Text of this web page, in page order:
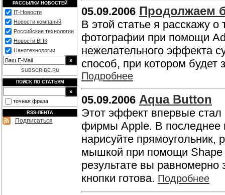
РАССЫЛКИ НОВОСТЕЙ
IT-Новости
Новости компаний
Российские технологии
Новости ВПК
Нанотехнологии
SUBSCRIBE.RU
ПОИСК ПО СТАТЬЯМ
точная фраза
RSS-ЛЕНТА
Подписаться
05.09.2006 Продолжаем
В этой статье я расскажу
фотографии при помощи
нежелательного эффекта
способ, при котором будет
Подробнее
05.09.2006 Aqua Button
Этот эффект впервые стал
фирмы Apple. В последнее
нарисуйте
мышкой при помощи Shape
результате вы равномерно
кнопки готова. Подробнее